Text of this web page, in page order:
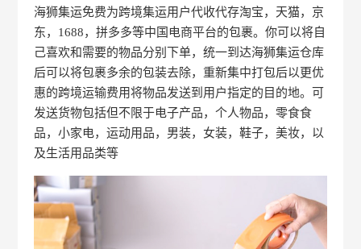
海狮集运免费为跨境集运用户代收代存淘宝，天猫，京
东，1688，拼多多等中国电商平台的包裹。你可以将自
己喜欢和需要的物品分别下单，统一到达海狮集运仓库
后可以将包裹多余的包装去除，重新集中打包后以更优
惠的跨境运输费用将物品发送到用户指定的目的地。可
发送货物包括但不限于电子产品，个人物品，零食食
品，小家电，运动用品，男装，女装，鞋子，美妆，以
及生活用品类等